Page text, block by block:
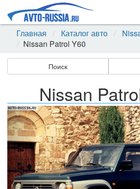
Главная
Каталог авто
Nissan Patrol Y60
Поиск
Nissan
Назад